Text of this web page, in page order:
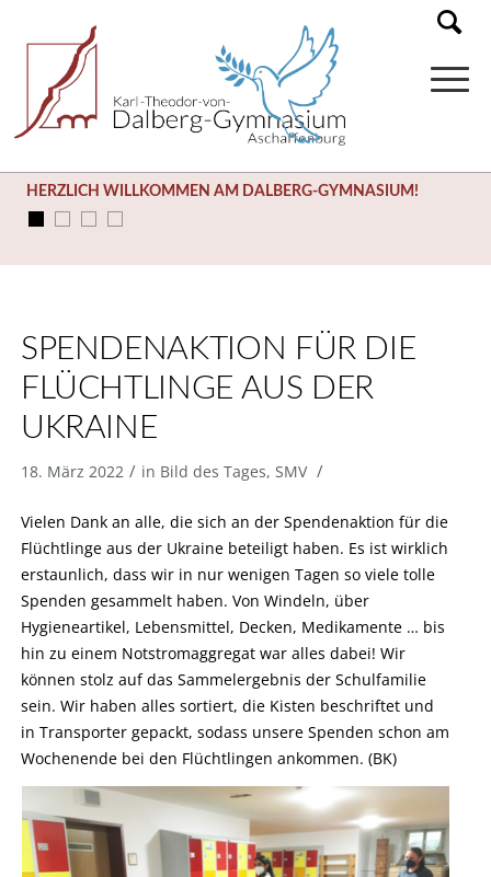
HERZLICH WILLKOMMEN AM DALBERG-GYMNASIUM!
SPENDENAKTION FÜR DIE
FLÜCHTLINGE AUS DER
UKRAINE
18. März 2022 / in Bild des Tages, SMV /
Vielen Dank an alle, die sich an der Spendenaktion für die
Flüchtlinge aus der Ukraine beteiligt haben. Es ist wirklich
erstaunlich, dass wir in nur wenigen Tagen so viele tolle
Spenden gesammelt haben. Von Windeln, über
Hygieneartikel, Lebensmittel, Decken, Medikamente … bis
hin zu einem Notstromaggregat war alles dabei! Wir
können stolz auf das Sammelergebnis der Schulfamilie
sein. Wir haben alles sortiert, die Kisten beschriftet und
in Transporter gepackt, sodass unsere Spenden schon am
Wochenende bei den Flüchtlingen ankommen. (BK)